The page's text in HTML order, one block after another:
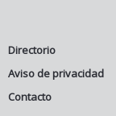
Directorio
Aviso de privacidad
Contacto